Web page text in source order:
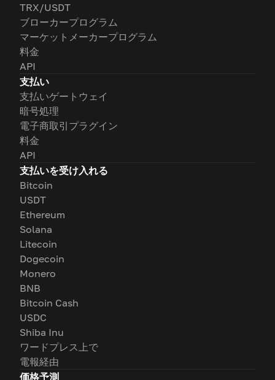
TRX/USDT
ブローカープログラム
マーケットメーカープログラム
料金
API
支払い
支払いゲートウェイ
暗号処理
電子商取引プラグイン
料金
API
支払いを受け入れる
Bitcoin
USDT
Ethereum
Solana
Litecoin
Dogecoin
Monero
BNB
Bitcoin Cash
USDC
Shiba Inu
ワードプレス上で
電報経由
価格予測